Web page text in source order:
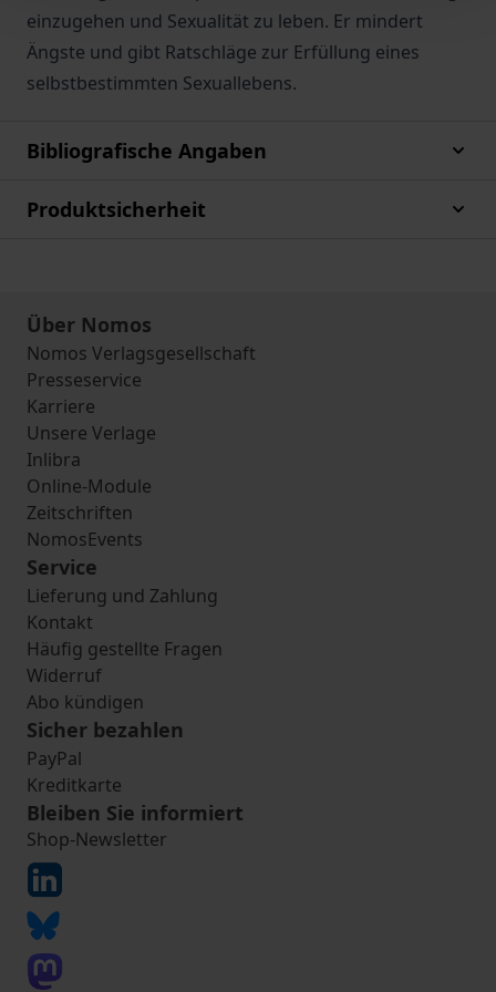
einzugehen und Sexualität zu leben. Er mindert
Ängste und gibt Ratschläge zur Erfüllung eines
selbstbestimmten Sexuallebens.
Bibliografische Angaben
Produktsicherheit
Über Nomos
Nomos Verlagsgesellschaft
Presseservice
Karriere
Unsere Verlage
Inlibra
Online-Module
Zeitschriften
NomosEvents
Service
Lieferung und Zahlung
Kontakt
Häufig gestellte Fragen
Widerruf
Abo kündigen
Sicher bezahlen
PayPal
Kreditkarte
Bleiben Sie informiert
Shop-Newsletter